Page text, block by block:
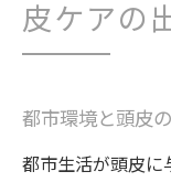
自然の恵み
皮ケアの魅力
宇都宮
地域の
皮ケアの
都市環境と頭皮
都市生活が頭皮に